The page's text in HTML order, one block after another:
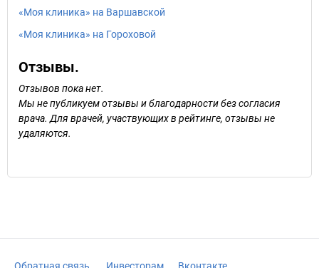
«Моя клиника» на Варшавской
«Моя клиника» на Гороховой
Отзывы.
Отзывов пока нет.
Мы не публикуем отзывы и благодарности без согласия
врача. Для врачей, участвующих в рейтинге, отзывы не
удаляются.